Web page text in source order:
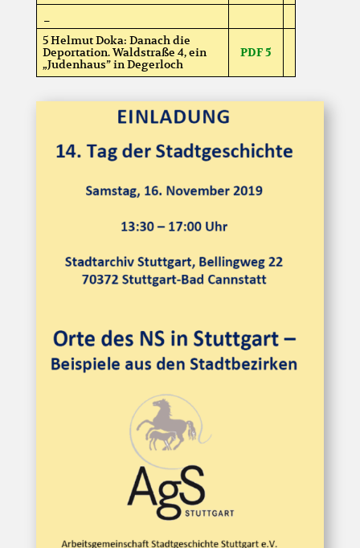
5 Helmut Doka: Danach die
Deportation. Waldstraße 4, ein
„Judenhaus” in Degerloch
PDF5